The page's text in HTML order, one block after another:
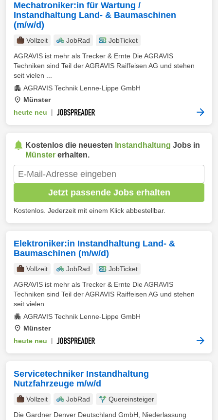
Mechatroniker:in für Wartung /
Instandhaltung Land- & Baumaschinen
(m/w/d)
Vollzeit JobRad
JobTicket
AGRAVIS ist mehr als Trecker & Ernte Die AGRAVIS
Techniken sind Teil der AGRAVIS Raiffeisen AG und stehen
seit vielen ...
AGRAVIS Technik Lenne-Lippe GmbH
Münster
heute neu
Kostenlos die neuesten Instandhaltung Jobs in
Münster erhalten.
Jetzt passende Jobs erhalten
Kostenlos. Jederzeit mit einem Klick abbestellbar.
Elektroniker:in Instandhaltung Land- &
Baumaschinen (m/w/d)
Vollzeit JobRad
JobTicket
AGRAVIS ist mehr als Trecker & Ernte Die AGRAVIS
Techniken sind Teil der AGRAVIS Raiffeisen AG und stehen
seit vielen ...
AGRAVIS Technik Lenne-Lippe GmbH
Münster
heute neu
Servicetechniker Instandhaltung
Nutzfahrzeuge m/w/d
Vollzeit JobRad
Quereinsteiger
Die Gardner Denver Deutschland GmbH, Niederlassung